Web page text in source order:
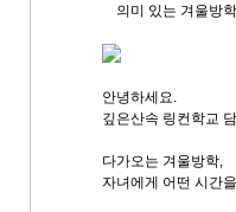
의미 있는 겨울방
안녕하세요.
깊은산속 링컨학교
다가오는 겨울방학,
자녀에게 어떤 시간